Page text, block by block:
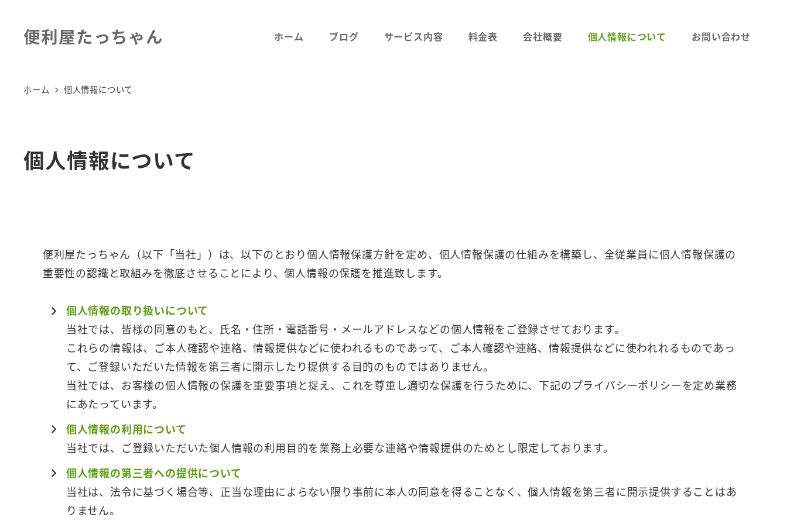
便利屋たっちゃん ホーム ブログ サービス内容 料金表 会社概要 個人情報について お問い合わせ
ホーム 個人情報について
個人情報について
便利屋たっちゃん（以下「当社」）は、以下のとおり個人情報保護方針を定め、個人情報保護の仕組みを構築し、全従業員に個人情報保護の
重要性の認識と取組みを徹底させることにより、個人情報の保護を推進致します。
個人情報の取り扱いについて
当社では、皆様の同意のもと、氏名・住所・電話番号・メールアドレスなどの個人情報をご登録させております。
これらの情報は、ご本人確認や連絡、情報提供などに使われるものであって、ご本人確認や連絡、情報提供などに使われれるものであっ
て、ご登録いただいた情報を第三者に開示したり提供する目的のものではありません。
当社では、お客様の個人情報の保護を重要事項と捉え、これを尊重し適切な保護を行うために、下記のプライバシーポリシーを定め業務
にあたっています。
個人情報の利用について
当社では、ご登録いただいた個人情報の利用目的を業務上必要な連絡や情報提供のためとし限定しております。
個人情報の第三者への提供について
当社は、法令に基づく場合等、正当な理由によらない限り事前に本人の同意を得ることなく、個人情報を第三者に開示提供することはあ
りません。